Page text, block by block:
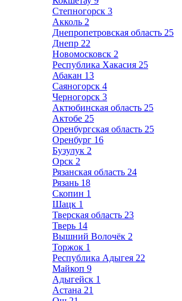
Степногорск 3
Акколь 2
Днепропетровская область 25
Днепр 22
Новомосковск 2
Республика Хакасия 25
Абакан 13
Саяногорск 4
Черногорск 3
Актюбинская область 25
Актобе 25
Оренбургская область 25
Оренбург 16
Бузулук 2
Орск 2
Рязанская область 24
Рязань 18
Скопин 1
Шацк 1
Тверская область 23
Тверь 14
Вышний Волочёк 2
Торжок 1
Республика Адыгея 22
Майкоп 9
Адыгейск 1
Астана 21